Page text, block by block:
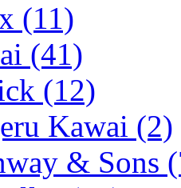
(11)
(41)
(12)
Kawai (2)
& Sons